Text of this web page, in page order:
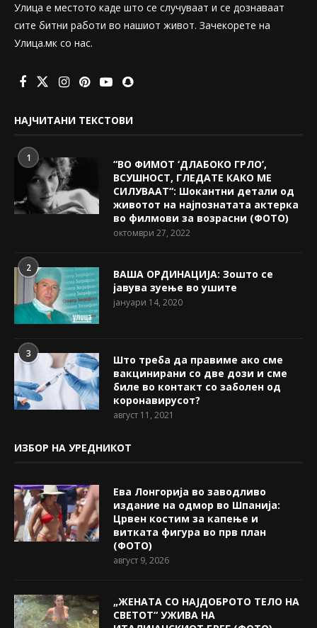
Улица е местото каде што се случуваат и се дознаваат
сите битни работи во нашиот живот. Зачекорете на
Улица.мк со нас.
НАЈЧИТАНИ ТЕКСТОВИ
1
“ВО ФИМОТ ‘ДЛАБОКО ГРЛО’,
ВСУШНОСТ, ГЛЕДАТЕ КАКО МЕ
СИЛУВААТ“: Шокантни детали од
животот на најпознатата актерка
во филмови за возрасни (ФОТО)
октомври 27, 2022
2
ВАША ОРДИНАЦИЈА: Зошто се
јавува зуење во ушите
јануари 14, 2020
3
Што треба да правиме ако сме
вакцинирани со две дози и сме
биле во контакт со заболен од
коронавирусот?
август 11, 2021
ИЗБОР НА УРЕДНИКОТ
Ева Лонгорија во заводливо
издание на одмор во Шпанија:
Црвен костим за капење и
витката фигура во прв план
(ФОТО)
август 9, 2026
„ЖЕНАТА СО НАЈДОБРОТО ТЕЛО НА
СВЕТОТ“ УЖИВА НА